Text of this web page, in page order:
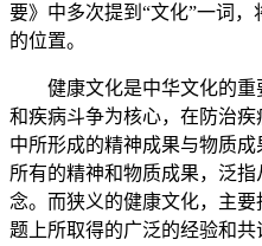
要》中多次提到“文化”一词
的位置。
健康文化是中华文化的
和疾病斗争为核心，在防治
中所形成的精神成果与物质
所有的精神和物质成果，泛
念。而狭义的健康文化，主
题上所取得的广泛的经验和